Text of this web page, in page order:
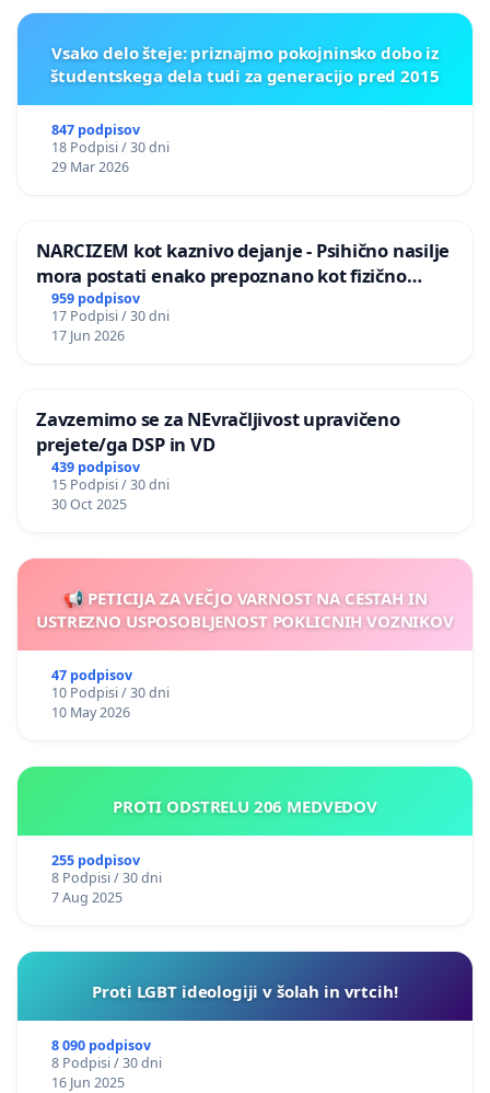
Vsako delo šteje: priznajmo pokojninsko dobo iz
študentskega dela tudi za generacijo pred 2015
847 podpisov
18 Podpisi / 30 dni
29 Mar 2026
NARCIZEM kot kaznivo dejanje - Psihično nasilje
mora postati enako prepoznano kot fizično
nasilje
959 podpisov
17 Podpisi / 30 dni
17 Jun 2026
Zavzemimo se za NEvračljivost upravičeno
prejete/ga DSP in VD
439 podpisov
15 Podpisi / 30 dni
30 Oct 2025
📢 PETICIJA ZA VEČJO VARNOST NA CESTAH IN
USTREZNO USPOSOBLJENOST POKLICNIH VOZNIKOV
47 podpisov
10 Podpisi / 30 dni
10 May 2026
PROTI ODSTRELU 206 MEDVEDOV
255 podpisov
8 Podpisi / 30 dni
7 Aug 2025
Proti LGBT ideologiji v šolah in vrtcih!
8 090 podpisov
8 Podpisi / 30 dni
16 Jun 2025